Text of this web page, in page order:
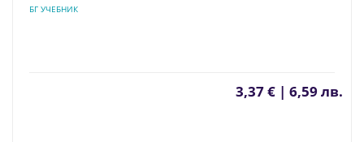
БГ УЧЕБНИК
3,37 € | 6,59 лв.